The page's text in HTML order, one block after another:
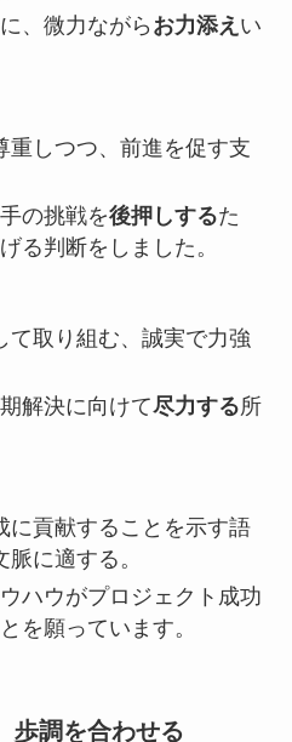
、微力ながら お力添え い
重しつつ、前進を促す支
の挑戦を後押しするた
る判断をしました。
て取り組む、誠実で力強
解決に向けて尽力する所
に貢献することを示す語
に適する。
ハウがプロジェクト成功
を願っています。
歩調を合わせる